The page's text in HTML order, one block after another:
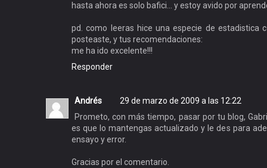
hasta ahora es solo bafici... y estoy avido por
pd. como leeras hice una especie de estadistica
posteaste, y tus recomendaciones:
me ha ido excelente!!!
Responder
Andrés
29 de marzo de 2009 a las 12:22
Prometo, con más tiempo, pasar por tu blog,
es que lo mantengas actualizado y le des para
ensayo y error.
Gracias por el comentario.